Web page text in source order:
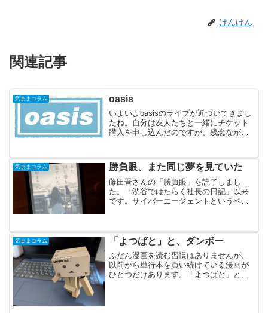
けんけん
関連記事
気ままコラム oasis
いよいよoasisのライブが近づいてきまし
たね。自分は友人たちと一緒にチケット
購入を申し込んだのですが、残念ながら
っとキツかったかもしれないのでハズレ
て良かったかもしれ...
気ままコラム 勝負眼、また同じ夢を見ていた
藤田晋さんの「勝負眼」を読了しまし
た。「渋谷ではたらく社長の日記」以来
です。サイバーエージェントというベン
グの話を読みたくで購入した...
気ままコラム 「よつばと」と、ダンボー
ふだん漫画を読む習慣はありませんが、
以前から単行本を買い続けている漫画が
ひとつだけあります。「よつばと」とい